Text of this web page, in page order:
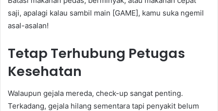
saji, apalagi kalau sambil main [GAME], kamu suka ngemil
asal-asalan!
Tetap Terhubung Petugas
Kesehatan
Walaupun gejala mereda, check-up sangat penting.
Terkadang, gejala hilang sementara tapi penyakit belum